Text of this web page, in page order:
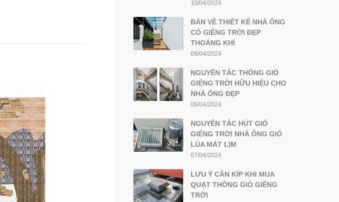
10/04/2024
BẢN VẼ THIẾT KẾ NHÀ ỐNG
CÓ GIẾNG TRỜI ĐẸP
THOÁNG KHÍ
09/04/2024
NGUYÊN TẮC THÔNG GIÓ
GIẾNG TRỜI HỮU HIỆU CHO
NHÀ ỐNG ĐẸP
08/04/2024
NGUYÊN TẮC HÚT GIÓ
GIẾNG TRỜI NHÀ ỐNG GIÓ
LÙA MÁT LỊM
07/04/2024
LƯU Ý CẦN KÍP KHI MUA
QUẠT THÔNG GIÓ GIẾNG
TRỜI